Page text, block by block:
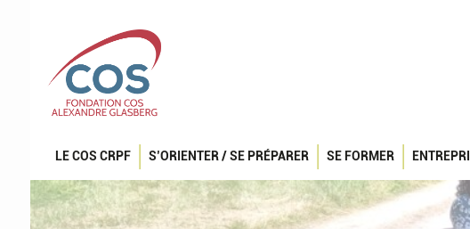
LE COS CRPF S’ORIENTER / SE PRÉPARER SE FORMER